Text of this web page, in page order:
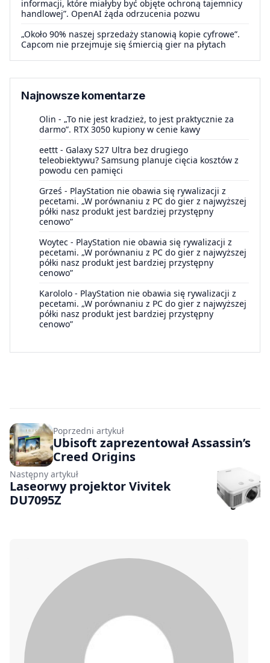
informacji, które miałyby być objęte ochroną tajemnicy
handlowej”. OpenAI żąda odrzucenia pozwu
„Około 90% naszej sprzedaży stanowią kopie cyfrowe”.
Capcom nie przejmuje się śmiercią gier na płytach
Najnowsze komentarze
Olin - „To nie jest kradzież, to jest praktycznie za
darmo”. RTX 3050 kupiony w cenie kawy
eettt - Galaxy S27 Ultra bez drugiego
teleobiektywu? Samsung planuje cięcia kosztów z
powodu cen pamięci
Grześ - PlayStation nie obawia się rywalizacji z
pecetami. „W porównaniu z PC do gier z najwyższej
półki nasz produkt jest bardziej przystępny
cenowo”
Woytec - PlayStation nie obawia się rywalizacji z
pecetami. „W porównaniu z PC do gier z najwyższej
półki nasz produkt jest bardziej przystępny
cenowo”
Karololo - PlayStation nie obawia się rywalizacji z
pecetami. „W porównaniu z PC do gier z najwyższej
półki nasz produkt jest bardziej przystępny
cenowo”
Poprzedni artykuł
Ubisoft zaprezentował Assassin’s
Creed Origins
Następny artykuł
Laseorwy projektor Vivitek
DU7095Z